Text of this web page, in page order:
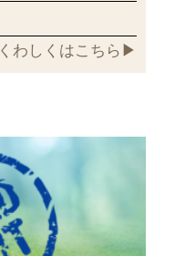
くわしくはこちら▶︎